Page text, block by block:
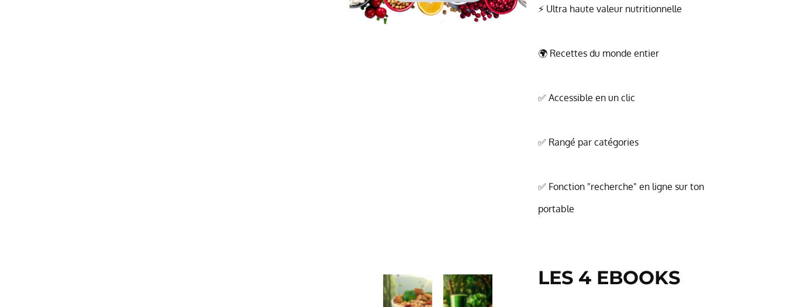
⚡ Ultra haute valeur nutritionnelle
🌍 Recettes du monde entier
✅ Accessible en un clic
✅ Rangé par catégories
✅ Fonction "recherche" en ligne sur ton
portable
LES 4 EBOOKS